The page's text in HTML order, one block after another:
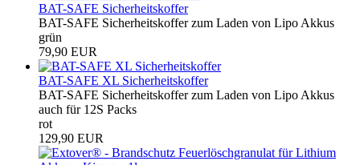
BAT-SAFE Sicherheitskoffer
BAT-SAFE Sicherheitskoffer zum Laden von Lipo Akkus
grün
79,90 EUR
BAT-SAFE XL Sicherheitskoffer
BAT-SAFE Sicherheitskoffer zum Laden von Lipo Akkus
auch für 12S Packs
rot
129,90 EUR